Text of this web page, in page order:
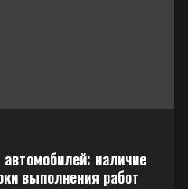
наличие
выполнения работ